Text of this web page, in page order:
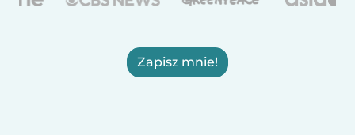
Zapisz mnie!